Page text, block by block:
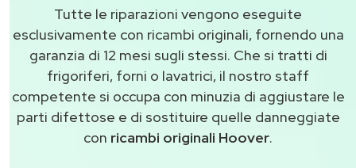
Tutte le riparazioni vengono eseguite
esclusivamente con ricambi originali, fornendo una
garanzia di 12 mesi sugli stessi. Che si tratti di
frigoriferi, forni o lavatrici, il nostro staff
competente si occupa con minuzia di aggiustare le
parti difettose e di sostituire quelle danneggiate
con ricambi originali Hoover.